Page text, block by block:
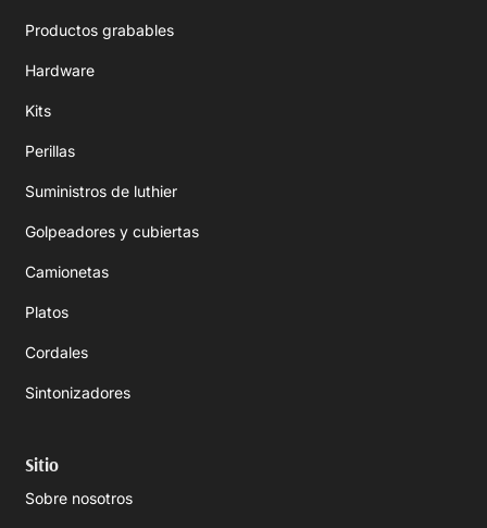
Productos grabables
Hardware
Kits
Perillas
Suministros de luthier
Golpeadores y cubiertas
Camionetas
Platos
Cordales
Sintonizadores
Sitio
Sobre nosotros